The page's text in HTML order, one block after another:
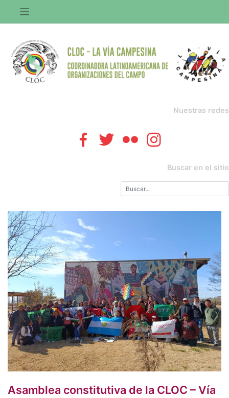
contenido
Nuestras redes
Buscar en el sitio
Asamblea constitutiva de la CLOC – Vía